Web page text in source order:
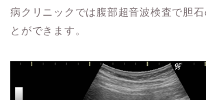
病クリニックでは腹部超音波検査で胆石
とができます。